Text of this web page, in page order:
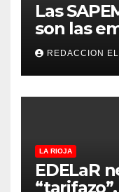
Las
son las
evalúan
privados
REDACCION
LA RIOJA
EDELaR